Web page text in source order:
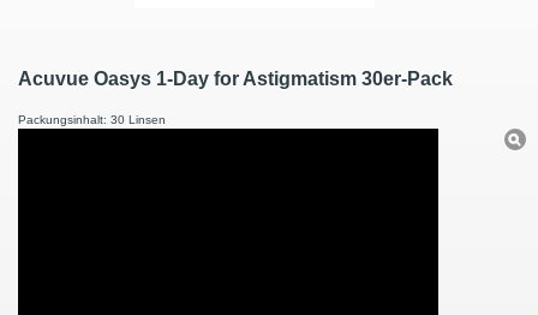
Acuvue Oasys 1-Day for Astigmatism 30er-Pack
Packungsinhalt: 30 Linsen